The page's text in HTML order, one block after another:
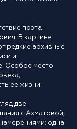
поэта
В картине
редкие архивные
и
Особое место
ее жизни.
две
с Ахматовой,
одна